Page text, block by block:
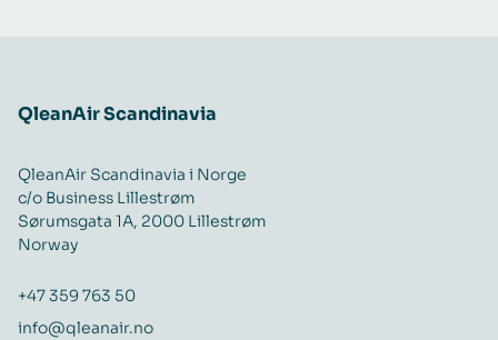
QleanAir Scandinavia
QleanAir Scandinavia i Norge
c/o Business Lillestrøm
Sørumsgata 1A, 2000 Lillestrøm
Norway
+47 359 763 50
info@qleanair.no